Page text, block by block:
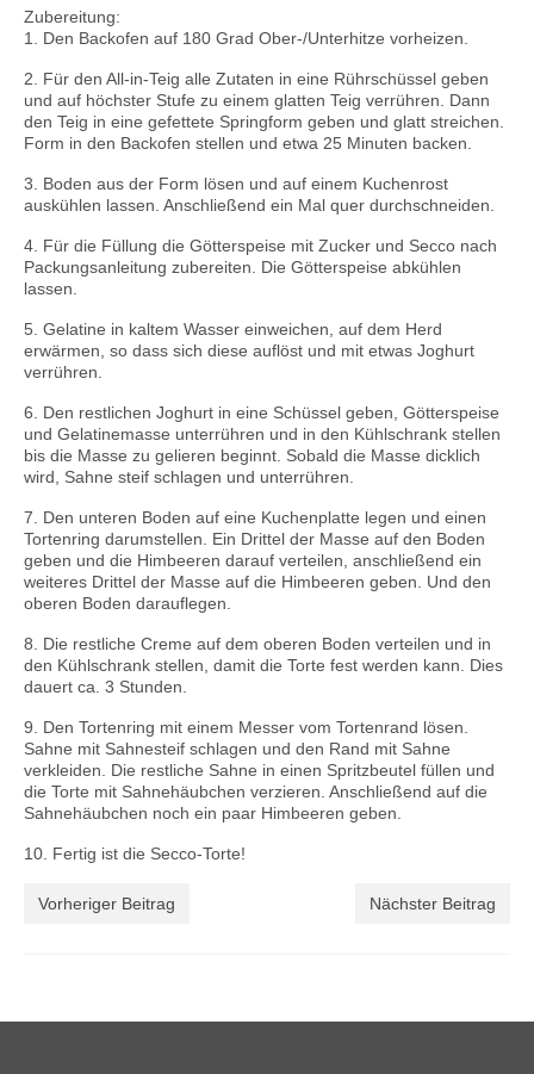
Zubereitung:
1. Den Backofen auf 180 Grad Ober-/Unterhitze vorheizen.
2. Für den All-in-Teig alle Zutaten in eine Rührschüssel geben
und auf höchster Stufe zu einem glatten Teig verrühren. Dann
den Teig in eine gefettete Springform geben und glatt streichen.
Form in den Backofen stellen und etwa 25 Minuten backen.
3. Boden aus der Form lösen und auf einem Kuchenrost
auskühlen lassen. Anschließend ein Mal quer durchschneiden.
4. Für die Füllung die Götterspeise mit Zucker und Secco nach
Packungsanleitung zubereiten. Die Götterspeise abkühlen
lassen.
5. Gelatine in kaltem Wasser einweichen, auf dem Herd
erwärmen, so dass sich diese auflöst und mit etwas Joghurt
verrühren.
6. Den restlichen Joghurt in eine Schüssel geben, Götterspeise
und Gelatinemasse unterrühren und in den Kühlschrank stellen
bis die Masse zu gelieren beginnt. Sobald die Masse dicklich
wird, Sahne steif schlagen und unterrühren.
7. Den unteren Boden auf eine Kuchenplatte legen und einen
Tortenring darumstellen. Ein Drittel der Masse auf den Boden
geben und die Himbeeren darauf verteilen, anschließend ein
weiteres Drittel der Masse auf die Himbeeren geben. Und den
oberen Boden darauflegen.
8. Die restliche Creme auf dem oberen Boden verteilen und in
den Kühlschrank stellen, damit die Torte fest werden kann. Dies
dauert ca. 3 Stunden.
9. Den Tortenring mit einem Messer vom Tortenrand lösen.
Sahne mit Sahnesteif schlagen und den Rand mit Sahne
verkleiden. Die restliche Sahne in einen Spritzbeutel füllen und
die Torte mit Sahnehäubchen verzieren. Anschließend auf die
Sahnehäubchen noch ein paar Himbeeren geben.
10. Fertig ist die Secco-Torte!
Vorheriger Beitrag Nächster Beitrag